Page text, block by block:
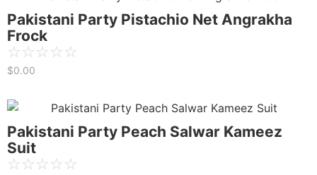
Pakistani Party Pistachio Net Angrakha
Frock
☆☆☆☆☆
$0.00
Pakistani Party Peach Salwar Kameez
Suit
☆☆☆☆☆